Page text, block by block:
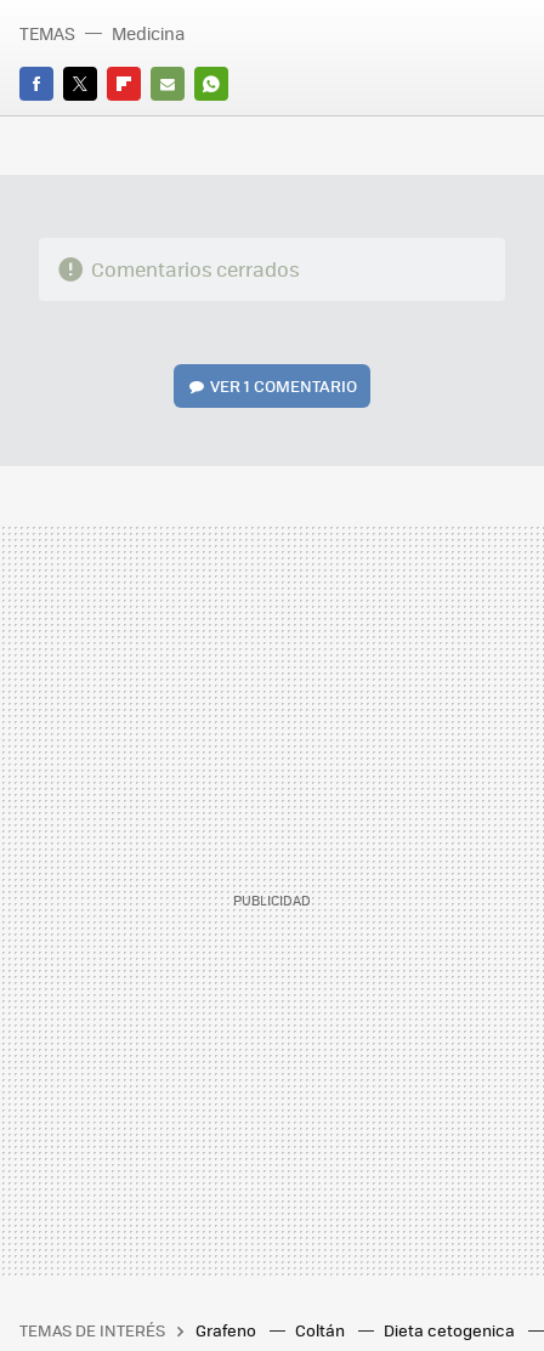
FACEBOOK
TWITTERFLIPBOARD
E-
WHATSAPP
TEMAS Medicina
Comentarios cerrados
VER1 COMENTARIO
TEMAS DE INTERÉS Grafeno Coltán Dieta cetogenica